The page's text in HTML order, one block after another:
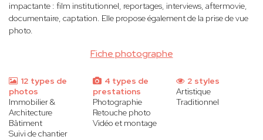
Fiche photographe
impactante : film institutionnel, reportages, interviews, aftermovie,
documentaire, captation. Elle propose également de la prise de vue
photo.
12 types de
photos
Immobilier &
Architecture
Bâtiment
Suivi de chantier
4 types de
prestations
Photographie
Retouche photo
Vidéo et montage
2 styles
Artistique
Traditionnel